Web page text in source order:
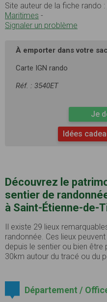
Site auteur de la fiche rando :
Maritimes -
Signaler un problème
À emporter dans votre
Carte IGN rando
Réf. : 3540ET
Je
Idées
Découvrez le
sentier de
à Saint-Étienne-de-
Il existe 29 lieux
randonnée. Ces lieux
depuis le sentier ou bien être
30km autour du tracé ou du
Département /